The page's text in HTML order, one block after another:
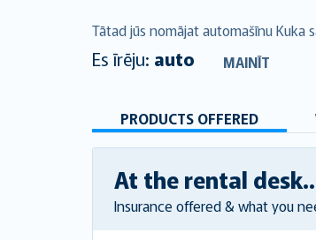
Tātad jūs nomājat automašīnu Kuka
Es īrēju: auto MAINĪT
PRODUCTS OFFERED
At the rental
Insurance offered & what you